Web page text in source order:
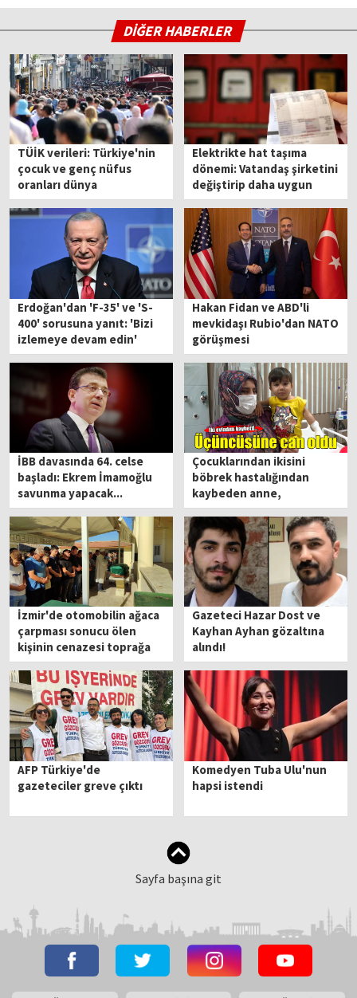
DİĞER HABERLER
TÜİK verileri: Türkiye'nin
çocuk ve genç nüfus
oranları dünya
ortalamasının gerisinde
Elektrikte hat taşıma
dönemi: Vatandaş şirketini
değiştirip daha uygun
tarifeye geçebiliyor
Erdoğan'dan 'F-35' ve 'S-
400' sorusuna yanıt: 'Bizi
izlemeye devam edin'
Hakan Fidan ve ABD'li
mevkidaşı Rubio'dan NATO
görüşmesi
İBB davasında 64. celse
başladı: Ekrem İmamoğlu
savunma yapacak...
Çocuklarından ikisini
böbrek hastalığından
kaybeden anne,
üçüncüsüne böbreğiyle
hayat oldu
İzmir'de otomobilin ağaca
çarpması sonucu ölen
kişinin cenazesi toprağa
verildi
Gazeteci Hazar Dost ve
Kayhan Ayhan gözaltına
alındı!
AFP Türkiye'de
gazeteciler greve çıktı
Komedyen Tuba Ulu'nun
hapsi istendi
Sayfa başına git